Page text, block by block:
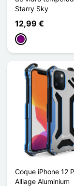
Starry Sky
12,99 €
Púrpura
Coque iPhone 12
Alliage Aluminium